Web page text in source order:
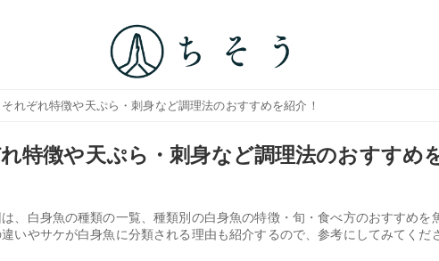
れぞれ特徴や天ぷら・刺身など調理法のおすすめを紹介！
特徴や天ぷら・刺身など調理法のおすすめ
、白身魚の種類の一覧、種類別の白身魚の特徴・旬・食べ方のおすすめを
いやサケが白身魚に分類される理由も紹介するので、参考にしてみてくだ